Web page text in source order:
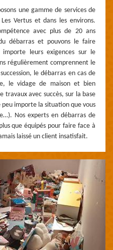
une gamme de services de
Vertus et dans les environs.
avec plus de 20 ans
débarras et pouvons le faire
leurs exigences sur le
régulièrement comprennent le
le débarras en cas de
le vidage de maison et bien
travaux avec succès, sur la base
importe la situation que vous
Nos experts en débarras de
que équipés pour faire face à
laissé un client insatisfait.